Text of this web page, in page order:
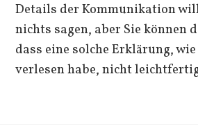
Details der Kommunikation
nichts sagen, aber Sie können
dass eine solche Erklärung,
verlesen habe, nicht